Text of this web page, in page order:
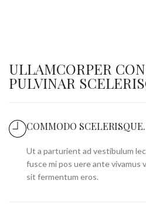
ULLAMCORPER
PULVINAR
COMMODO SCELERISQUE.
Ut a parturient ad vestibulum
fusce mi pos uere ante vivamus
sit fermentum eros.